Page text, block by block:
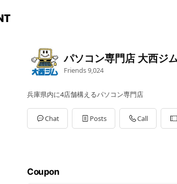
パソコン専門店 大西ジ
Friends9,024
兵庫県内に4店舗構えるパソコン専門店
Chat Posts Call
Coupon